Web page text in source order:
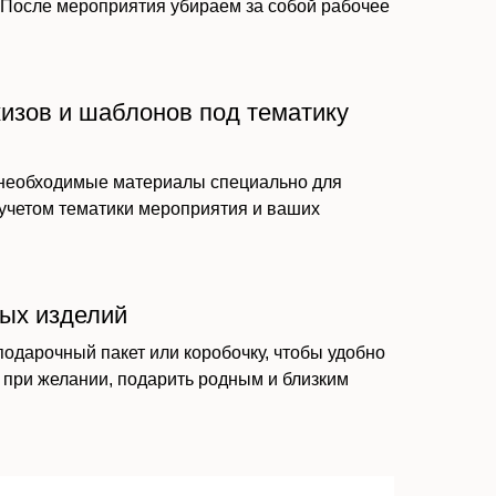
мероприятия убираем за собой рабочее
и шаблонов под тематику
материалы специально для
тематики мероприятия и ваших
изделий
пакет или коробочку, чтобы удобно
желании, подарить родным и близким